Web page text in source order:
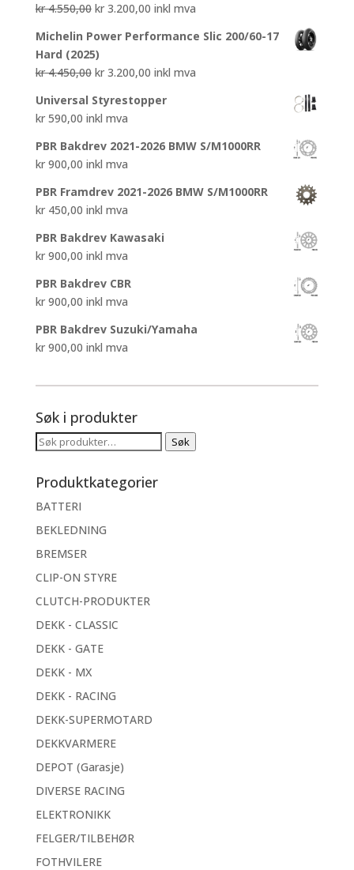
kr4.550,00 Opprinnelig
var:
kr 4.550,00.
kr3.200,00Nåværende
er:
inkl mva
Michelin Power Performance Slic 200/60-17
Hard (2025)
kr4.450,00 Opprinnelig
var:
kr 4.450,00.
kr3.200,00Nåværende
er:
inkl mva
Universal Styrestopper
kr590,00 inkl mva
PBR Bakdrev 2021-2026 BMW S/M1000RR
kr900,00 inkl mva
PBR Framdrev 2021-2026 BMW S/M1000RR
kr450,00 inkl mva
PBR Bakdrev Kawasaki
kr900,00 inkl mva
PBR Bakdrev CBR
kr900,00 inkl mva
PBR Bakdrev Suzuki/Yamaha
kr900,00 inkl mva
Søk i produkter
Søk
Søk
Produktkategorier
BATTERI
BEKLEDNING
BREMSER
CLIP-ON STYRE
CLUTCH-PRODUKTER
DEKK - CLASSIC
DEKK - GATE
DEKK - MX
DEKK - RACING
DEKK-SUPERMOTARD
DEKKVARMERE
DEPOT (Garasje)
DIVERSE RACING
ELEKTRONIKK
FELGER/TILBEHØR
FOTHVILERE